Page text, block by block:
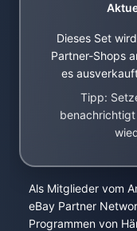
Dieses Set
Partner-Shops
es
Tipp:
Als Mitglieder vom
eBay Partner
Programmen von